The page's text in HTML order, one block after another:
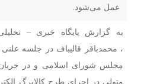
عمل می‌شود.
مجلس شورای اسلامی و در
متولی در اجرای طرح کالابرگ